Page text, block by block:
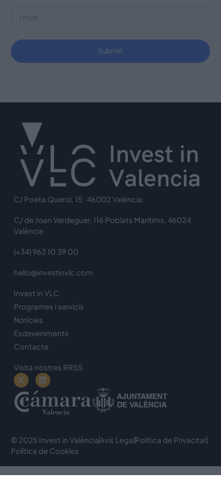
Submit
C/ Poeta Querol, 15 46002 València.
C/ de Joan Verdeguer, 116 Poblats Marítims, 46024
València
(+34) 963 10 39 00
hello@investinvlc.com
Invest in VLC
Programes i servicis
Notícies
Esdeveniments
Contacte
Visita nostres RRSS
© 2025 Invest in ValènciaAvís LegalPolítica de Privacitat
Política de Cookies